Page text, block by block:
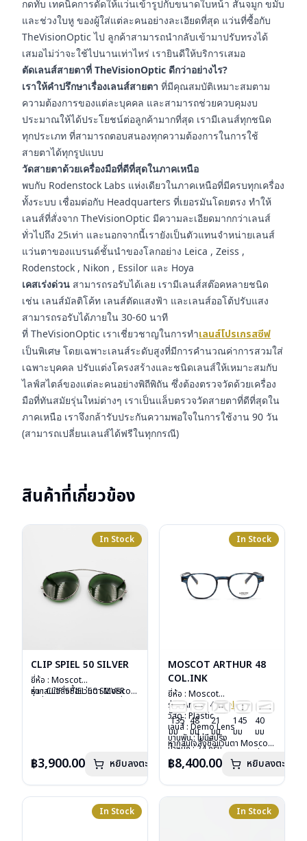
กดทับ เทคนิคการดัดให้แว่นเข้ารูปกับขนาดใบหน้า สันจมูก ขมับ
และช่วงใบหู ของผู้ใส่แต่ละคนอย่างละเอียดที่สุด แว่นที่ซื้อกับ
TheVisionOptic ไป ลูกค้าสามารถนำกลับเข้ามาปรับทรงได้
เสมอไม่ว่าจะใช้ไปนานเท่าไหร่ เรายินดีให้บริการเสมอ
ตัดเลนส์สายตาที่ TheVisionOptic ดีกว่าอย่างไร?
เราให้คำปรึกษาเรื่องเลนส์สายตา ที่มีคุณสมบัติเหมาะสมตาม
ความต้องการของแต่ละบุคคล และสามารถช่วยควบคุมงบ
ประมาณให้ได้ประโยชน์ต่อลูกค้ามากที่สุด เรามีเลนส์ทุกชนิด
ทุกประเภท ที่สามารถตอบสนองทุกความต้องการในการใช้
สายตาได้ทุกรูปแบบ
วัดสายตาด้วยเครื่องมือที่ดีที่สุดในภาคเหนือ
พบกับ Rodenstock Labs แห่งเดียวในภาคเหนือที่มีครบทุกเครื่อง
ทั้งระบบ เชื่อมต่อกับ Headquarters ที่เยอรมันโดยตรง ทำให้
เลนส์ที่สั่งจาก TheVisionOptic มีความละเอียดมากกว่าเลนส์
ทั่วไปถึง 25เท่า และนอกจากนี้เรายังเป็นตัวแทนจำหน่ายเลนส์
แว่นตาของแบรนด์ชั้นนำของโลกอย่าง Leica , Zeiss ,
Rodenstock , Nikon , Essilor และ Hoya
เคสเร่งด่วน สามารถรอรับได้เลย เรามีเลนส์สต๊อคหลายชนิด
เช่น เลนส์มัลติโค้ท เลนส์ตัดแสงฟ้า และเลนส์ออโต้ปรับแสง
สามารถรอรับได้ภายใน 30-60 นาที
ที่ TheVisionOptic เราเชี่ยวชาญในการทำเลนส์โปรเกรสซีฟ
เป็นพิเศษ โดยเฉพาะเลนส์ระดับสูงที่มีการคำนวณค่าการสวมใส่
เฉพาะบุคคล ปรับแต่งโครงสร้างและชนิดเลนส์ให้เหมาะสมกับ
ไลฟ์สไตล์ของแต่ละคนอย่างพิถีพิถัน ซึ่งต้องตรวจวัดด้วยเครื่อง
มือที่ทันสมัยรุ่นใหม่ต่างๆ เราเป็นแล็บตรวจวัดสายตาที่ดีที่สุดใน
ภาคเหนือ เราจึงกล้ารับประกันความพอใจในการใช้งาน 90 วัน
(สามารถเปลี่ยนเลนส์ได้ฟรีในทุกกรณี)
สินค้าที่เกี่ยวข้อง
In Stock
CLIP SPIEL 50 SILVER
ยี่ห้อ : Moscot
รุ่น : CLIP SPIEL 50 SILVER
การรับประกัน : 1 ปี
หากสนใจสั่งชื้อแว่นตา Moscot
฿3,900.00 หยิบลงตะกร้า
In Stock
MOSCOT ARTHUR 48
COL.INK
ยี่ห้อ : Moscot
รุ่น : Arthur 48Col.ink
วัสดุ : Plastic
เลนส์ : Demo Lens
บานพับ : ไม่มีสปริง
น้ำหนัก : 24 กรัม
อุปกรณ์ : กล่องแว่น, กล่อง
กระดาษ, ผ้าเช็ดแว่น
การรับประกัน : 1 ปี
135
มม
48
มม
21
มม
145
มม
40
มม
หากสนใจสั่งชื้อแว่นตา Moscot
ลงไว้กรุณาติดต่อเราคลิก
฿8,400.00 หยิบลงตะกร้า
In Stock In Stock